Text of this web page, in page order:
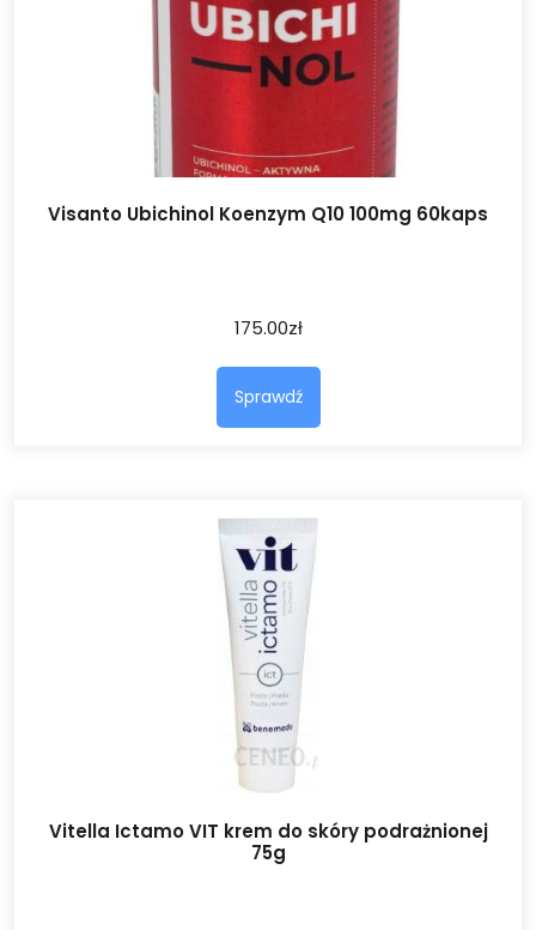
Visanto Ubichinol Koenzym Q10 100mg 60kaps
175.00zł
Sprawdź
Vitella Ictamo VIT krem do skóry podrażnionej
75g